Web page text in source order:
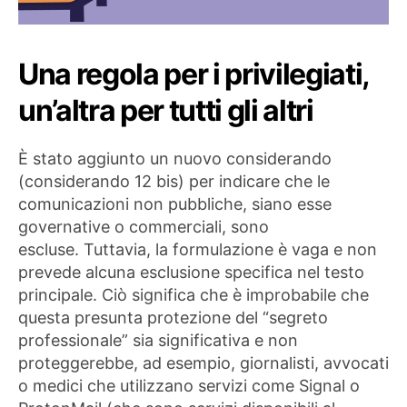
Una regola per i privilegiati,
un’altra per tutti gli altri
È stato aggiunto un nuovo considerando
(considerando 12 bis) per indicare che le
comunicazioni non pubbliche, siano esse
governative o commerciali, sono
escluse. Tuttavia, la formulazione è vaga e non
prevede alcuna esclusione specifica nel testo
principale. Ciò significa che è improbabile che
questa presunta protezione del “segreto
professionale” sia significativa e non
proteggerebbe, ad esempio, giornalisti, avvocati
o medici che utilizzano servizi come Signal o